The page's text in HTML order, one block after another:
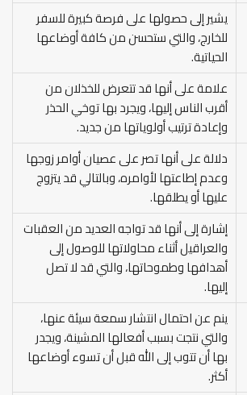
يشير إلى حصولها على فرصة كبيرة للسفر
للخارج، والتي ستحسن من كافة أوضاعها
الحياتية.
علامة على أنها قد تتعرض للخذلان من
أقرب الناس إليها، ويجرد بها توخي الحذر
وإعادة ترتيب أولوياتها من جديد.
دلالة على أنها تصر على عصيان أوامر زوجها
وعدم إطاعتها لأوامره، وبالتالي قد يتزوج
عليها أو يطلقها.
إشارة إلى أنها قد تواجه العديد من العقبات
والعراقيل أثناء محاولاتها للوصول إلى
أهدافها وطموحاتها، والتي قد لا تصل
إليها.
ينم عن احتمال انتشار سمعة سيئة عنها،
والتي نتجت بسبب أفعالها المشينة، ويجدر
بها أن تتوب إلى الله قبل أن تسوء أوضاعها
أكثر.